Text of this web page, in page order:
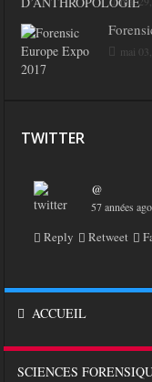
mai
TWITTER
@
57 années ago
Reply Retweet
ACCUEIL
SCIENCES